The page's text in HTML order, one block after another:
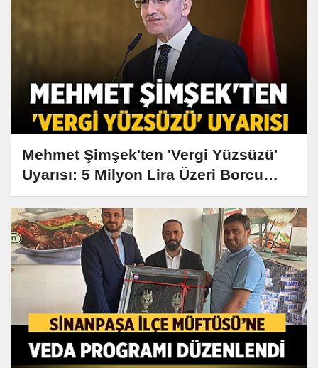
Mehmet Şimşek'ten 'Vergi Yüzsüzü'
Uyarısı: 5 Milyon Lira Üzeri Borcu
Olanlar İçin Son Fırsat!